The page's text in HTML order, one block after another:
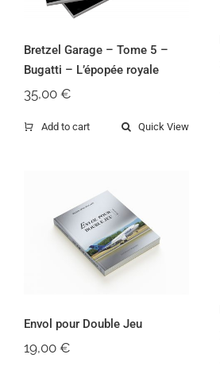
Bretzel Garage – Tome 5 –
Bugatti – L’épopée royale
35,00 €
Add to cart Quick View
Envol pour Double
Jeu
Envol pour Double Jeu
19,00 €